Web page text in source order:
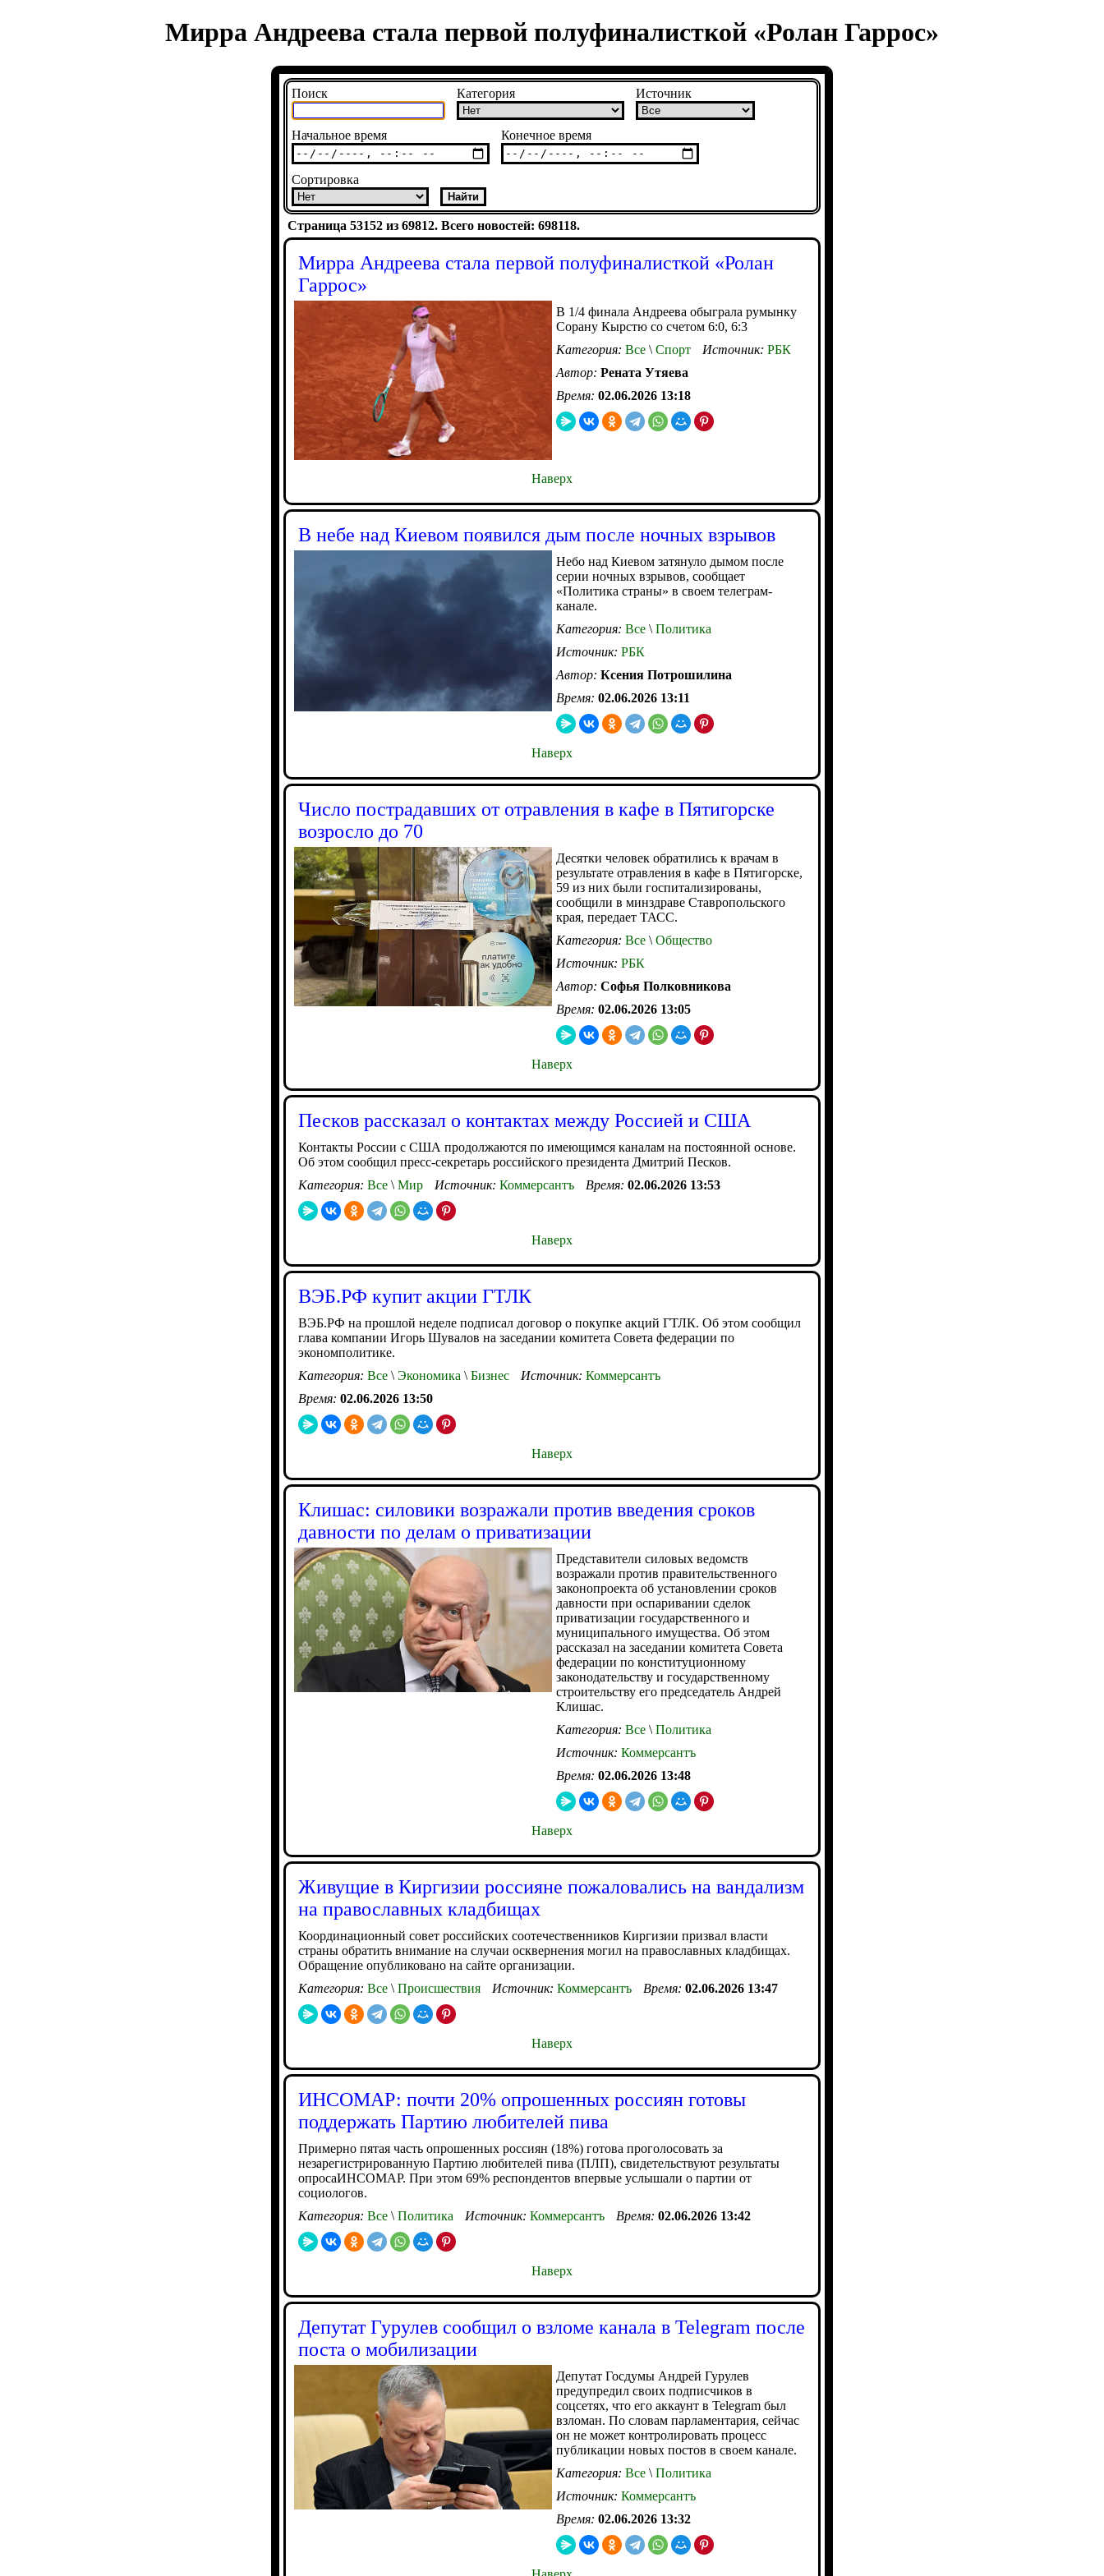
Мирра Андреева стала первой полуфиналисткой «Ролан Гаррос»
Поиск Категория Источник
Начальное время Конечное время
Сортировка
Страница 53152 из 69812. Всего новостей: 698118.
Мирра Андреева стала первой полуфиналисткой «Ролан
Гаррос»
В 1/4 финала Андреева обыграла румынку
Сорану Кырстю со счетом 6:0, 6:3
Категория: Все \ Спорт Источник: РБК
Автор: Рената Утяева
Время: 02.06.2026 13:18
Наверх
В небе над Киевом появился дым после ночных взрывов
Небо над Киевом затянуло дымом после
серии ночных взрывов, сообщает
«Политика страны» в своем телеграм-
канале.
Категория: Все \ Политика
Источник: РБК
Автор: Ксения Потрошилина
Время: 02.06.2026 13:11
Наверх
Число пострадавших от отравления в кафе в Пятигорске
возросло до 70
Десятки человек обратились к врачам в
результате отравления в кафе в Пятигорске,
59 из них были госпитализированы,
сообщили в минздраве Ставропольского
края, передает ТАСС.
Категория: Все \ Общество
Источник: РБК
Автор: Софья Полковникова
Время: 02.06.2026 13:05
Наверх
Песков рассказал о контактах между Россией и США
Контакты России с США продолжаются по имеющимся каналам на постоянной основе.
Об этом сообщил пресс-секретарь российского президента Дмитрий Песков.
Категория: Все \ Мир Источник: Коммерсантъ Время: 02.06.2026 13:53
Наверх
ВЭБ.РФ купит акции ГТЛК
ВЭБ.РФ на прошлой неделе подписал договор о покупке акций ГТЛК. Об этом сообщил
глава компании Игорь Шувалов на заседании комитета Совета федерации по
экономполитике.
Категория: Все \ Экономика \ Бизнес Источник: Коммерсантъ
Время: 02.06.2026 13:50
Наверх
Клишас: силовики возражали против введения сроков
давности по делам о приватизации
Представители силовых ведомств
возражали против правительственного
законопроекта об установлении сроков
давности при оспаривании сделок
приватизации государственного и
муниципального имущества. Об этом
рассказал на заседании комитета Совета
федерации по конституционному
законодательству и государственному
строительству его председатель Андрей
Клишас.
Категория: Все \ Политика
Источник: Коммерсантъ
Время: 02.06.2026 13:48
Наверх
Живущие в Киргизии россияне пожаловались на вандализм
на православных кладбищах
Координационный совет российских соотечественников Киргизии призвал власти
страны обратить внимание на случаи осквернения могил на православных кладбищах.
Обращение опубликовано на сайте организации.
Категория: Все \ Происшествия Источник: Коммерсантъ Время: 02.06.2026 13:47
Наверх
ИНСОМАР: почти 20% опрошенных россиян готовы
поддержать Партию любителей пива
Примерно пятая часть опрошенных россиян (18%) готова проголосовать за
незарегистрированную Партию любителей пива (ПЛП), свидетельствуют результаты
опросаИНСОМАР. При этом 69% респондентов впервые услышали о партии от
социологов.
Категория: Все \ Политика Источник: Коммерсантъ Время: 02.06.2026 13:42
Наверх
Депутат Гурулев сообщил о взломе канала в Telegram после
поста о мобилизации
Депутат Госдумы Андрей Гурулев
предупредил своих подписчиков в
соцсетях, что его аккаунт в Telegram был
взломан. По словам парламентария, сейчас
он не может контролировать процесс
публикации новых постов в своем канале.
Категория: Все \ Политика
Источник: Коммерсантъ
Время: 02.06.2026 13:32